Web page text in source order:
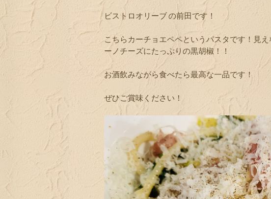
ビストロオリーブ の前田です！
こちらカーチョエペペというパスタです！見
ーノチーズにたっぷりの黒胡椒！！
お酒飲みながら食べたら最高な一品です！
ぜひご賞味ください！